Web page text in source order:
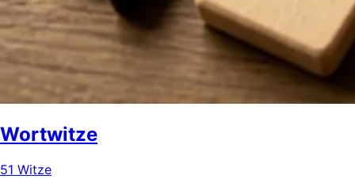
Wortwitze
51 Witze